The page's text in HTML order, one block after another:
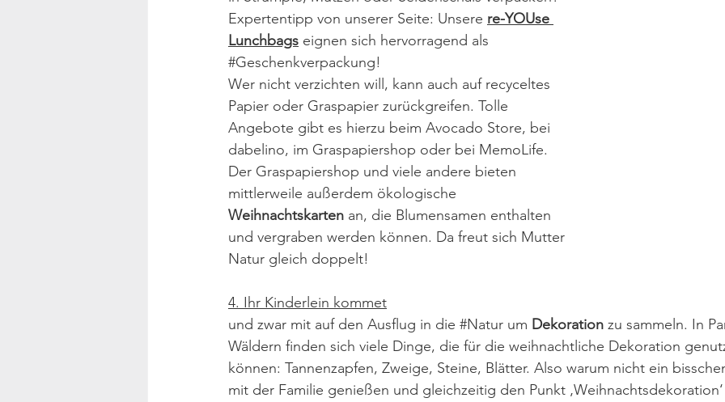
Expertentipp von unserer Seite: Unsere re-YOUse
Lunchbags eignen sich hervorragend als
#Geschenkverpackung!
Wer nicht verzichten will, kann auch auf recyceltes
Papier oder Graspapier zurückgreifen. Tolle
Angebote gibt es hierzu beim Avocado Store, bei
dabelino, im Graspapiershop oder bei MemoLife.
Der Graspapiershop und viele andere bieten
mittlerweile außerdem ökologische
Weihnachtskarten an, die Blumensamen enthalten
und vergraben werden können. Da freut sich Mutter
Natur gleich doppelt!
4. Ihr Kinderlein kommet
und zwar mit auf den Ausflug in die #Natur um Dekoration zu sammeln. In
Wäldern finden sich viele Dinge, die für die weihnachtliche Dekoration
können: Tannenzapfen, Zweige, Steine, Blätter. Also warum nicht ein
mit der Familie genießen und gleichzeitig den Punkt